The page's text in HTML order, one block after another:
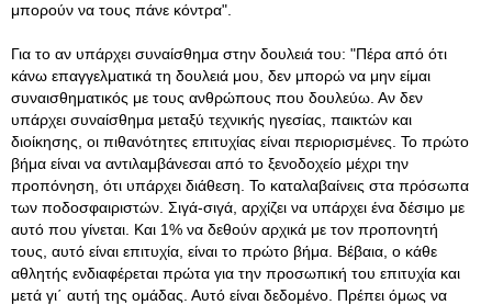
μπορούν να τους πάνε κόντρα".
Για το αν υπάρχει συναίσθημα στην δουλειά του: "Πέρα από ότι
κάνω επαγγελματικά τη δουλειά μου, δεν μπορώ να μην είμαι
συναισθηματικός με τους ανθρώπους που δουλεύω. Αν δεν
υπάρχει συναίσθημα μεταξύ τεχνικής ηγεσίας, παικτών και
διοίκησης, οι πιθανότητες επιτυχίας είναι περιορισμένες. Το πρώτο
βήμα είναι να αντιλαμβάνεσαι από το ξενοδοχείο μέχρι την
προπόνηση, ότι υπάρχει διάθεση. Το καταλαβαίνεις στα πρόσωπα
των ποδοσφαιριστών. Σιγά-σιγά, αρχίζει να υπάρχει ένα δέσιμο με
αυτό που γίνεται. Και 1% να δεθούν αρχικά με τον προπονητή
τους, αυτό είναι επιτυχία, είναι το πρώτο βήμα. Βέβαια, ο κάθε
αθλητής ενδιαφέρεται πρώτα για την προσωπική του επιτυχία και
μετά γι΄ αυτή της ομάδας. Αυτό είναι δεδομένο. Πρέπει όμως να